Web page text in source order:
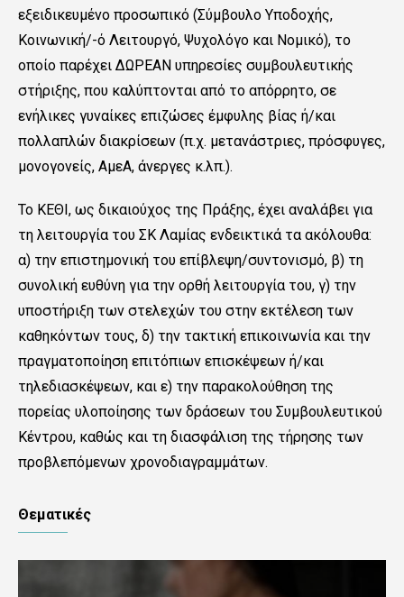
εξειδικευμένο προσωπικό (Σύμβουλο Υποδοχής,
Κοινωνική/-ό Λειτουργό, Ψυχολόγο και Νομικό), το
οποίο παρέχει ΔΩΡΕΑΝ υπηρεσίες συμβουλευτικής
στήριξης, που καλύπτονται από το απόρρητο, σε
ενήλικες γυναίκες επιζώσες έμφυλης βίας ή/και
πολλαπλών διακρίσεων (π.χ. μετανάστριες, πρόσφυγες,
μονογονείς, ΑμεΑ, άνεργες κ.λπ.).
Το ΚΕΘΙ, ως δικαιούχος της Πράξης, έχει αναλάβει για
τη λειτουργία του ΣΚ Λαμίας ενδεικτικά τα ακόλουθα:
α) την επιστημονική του επίβλεψη/συντονισμό, β) τη
συνολική ευθύνη για την ορθή λειτουργία του, γ) την
υποστήριξη των στελεχών του στην εκτέλεση των
καθηκόντων τους, δ) την τακτική επικοινωνία και την
πραγματοποίηση επιτόπιων επισκέψεων ή/και
τηλεδιασκέψεων, και ε) την παρακολούθηση της
πορείας υλοποίησης των δράσεων του Συμβουλευτικού
Κέντρου, καθώς και τη διασφάλιση της τήρησης των
προβλεπόμενων χρονοδιαγραμμάτων.
Θεματικές